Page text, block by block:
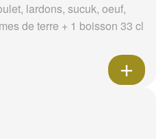
lardons, sucuk, oeuf,
de terre + 1 boisson 33 cl